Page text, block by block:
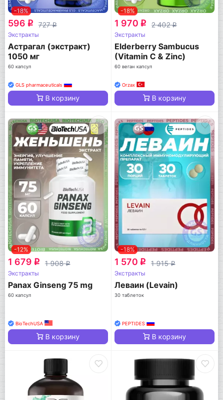
-18%
596 q 727q
Экстракты
Астрагал (экстракт)
1050 мг
60 капсул
GLS pharmaceuticals
В корзину
-18%
1 970 q 2 402q
Экстракты
Elderberry Sambucus
(Vitamin C & Zinc)
60 веган капсул
Orzax
В корзину
-12%
1 679 q 1 908q
Экстракты
Panax Ginseng 75 mg
60 капсул
BioTechUSA
В корзину
-18%
1 570 q 1 915q
Экстракты
Леваин (Levain)
30 таблеток
PEPTIDES
В корзину